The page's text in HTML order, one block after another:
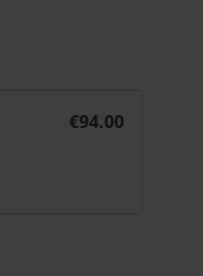
€94.00